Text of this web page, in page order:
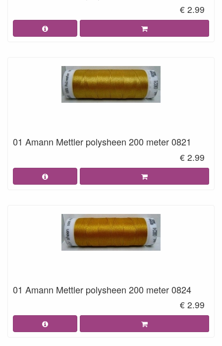
€ 2.99
01 Amann Mettler polysheen 200 meter 0821
€ 2.99
01 Amann Mettler polysheen 200 meter 0824
€ 2.99